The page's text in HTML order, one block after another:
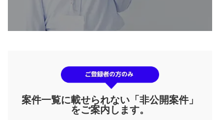
案件一覧に載せられない「非公開案件」
をご案内します。